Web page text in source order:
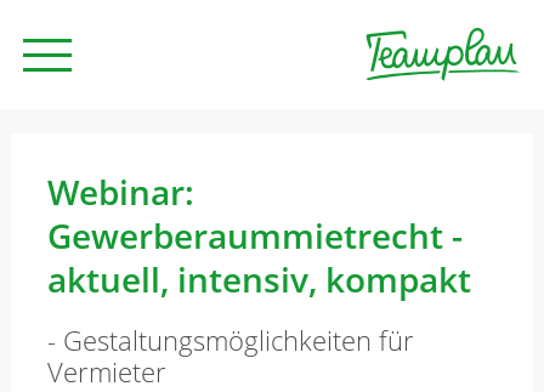
Beratung
Unternehmen
Webinar:
Gewerberaummietrecht -
aktuell, intensiv, kompakt
- Gestaltungsmöglichkeiten für
Vermieter